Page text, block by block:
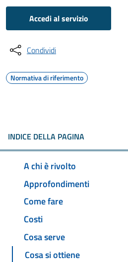
Accedi al servizio
Condividi
Normativa di riferimento
INDICE DELLA PAGINA
A chi è rivolto
Approfondimenti
Come fare
Costi
Cosa serve
Cosa si ottiene